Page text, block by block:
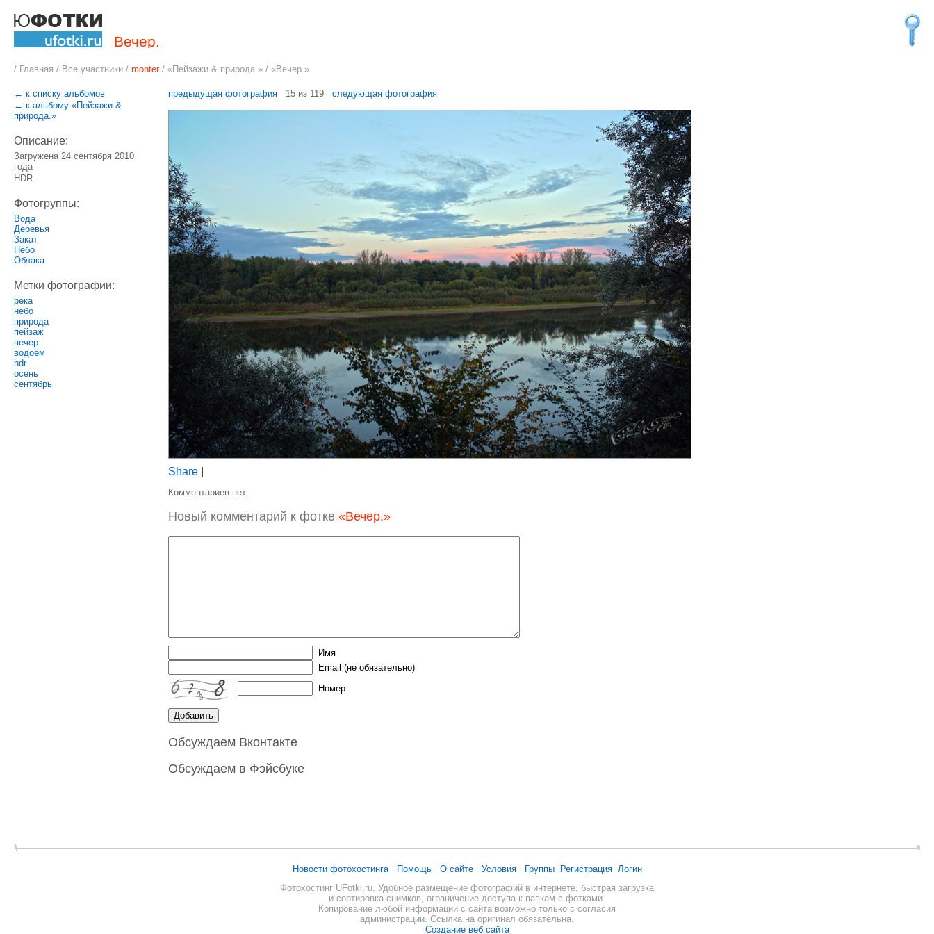
Вечер.
/ Главная / Все участники / monter/ «Пейзажи & природа.» / «Вечер.»
← к списку альбомов
← к альбому «Пейзажи &
природа.»
Описание:
Загружена 24 сентября 2010
года
HDR.
Фотогруппы:
Вода
Деревья
Закат
Небо
Облака
Метки фотографии:
река
небо
природа
пейзаж
вечер
водоём
hdr
осень
сентябрь
предыдущая фотография15 из 119 следующая фотография
Share
Комментариев нет.
Новый комментарий к фотке «Вечер.»
Имя
Email (не обязательно)
Номер
Обсуждаем Вконтакте
Обсуждаем в Фэйсбуке
Новости фотохостинга Помощь О сайте Условия Группы Регистрация
Логин
Фотохостинг UFotki.ru. Удобное размещение фотографий в интернете, быстрая загрузка
и сортировка снимков, ограничение доступа к папкам с фотками.
Копирование любой информации с сайта возможно только с согласия
администрации. Ссылка на оригинал обязательна.
Создание веб сайта